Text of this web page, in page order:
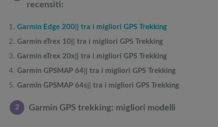
recensiti:
Garmin Edge 200|| tra i migliori GPS Trekking
Garmin eTrex 10|| tra i migliori GPS Trekking
Garmin eTrex 20x|| tra i migliori GPS Trekking
Garmin GPSMAP 64|| tra i migliori GPS Trekking
Garmin GPSMAP 64s|| tra i migliori GPS Trekking
2 Garmin GPS trekking: migliori modelli